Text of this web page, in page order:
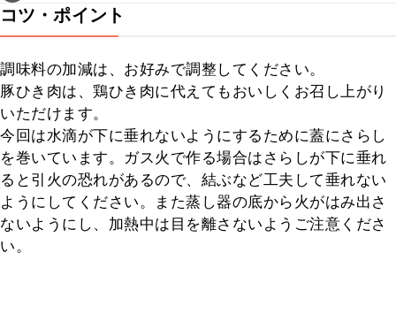
コツ・ポイント
調味料の加減は、お好みで調整してください。
豚ひき肉は、鶏ひき肉に代えてもおいしくお召し上がり
いただけます。
今回は水滴が下に垂れないようにするために蓋にさらし
を巻いています。ガス火で作る場合はさらしが下に垂れ
ると引火の恐れがあるので、結ぶなど工夫して垂れない
ようにしてください。また蒸し器の底から火がはみ出さ
ないようにし、加熱中は目を離さないようご注意くださ
い。